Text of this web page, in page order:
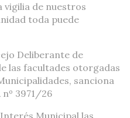
vigilia de nuestros
toda puede
Deliberante de
las facultades otorgadas
sanciona
nº 3971/26